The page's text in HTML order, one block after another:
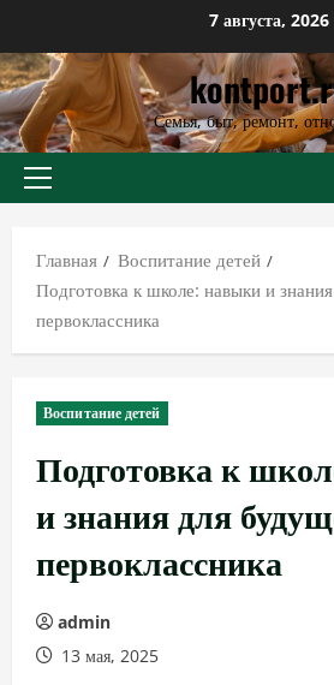
к
содержимому
7 августа, 2026
Семья, быт, ремонт,
Основное
Главная
Воспитание детей
Подготовка к школе: навыки и
первоклассника
Воспитание детей
Подготовка к
и знания для
первоклассника
admin
13 мая, 2025